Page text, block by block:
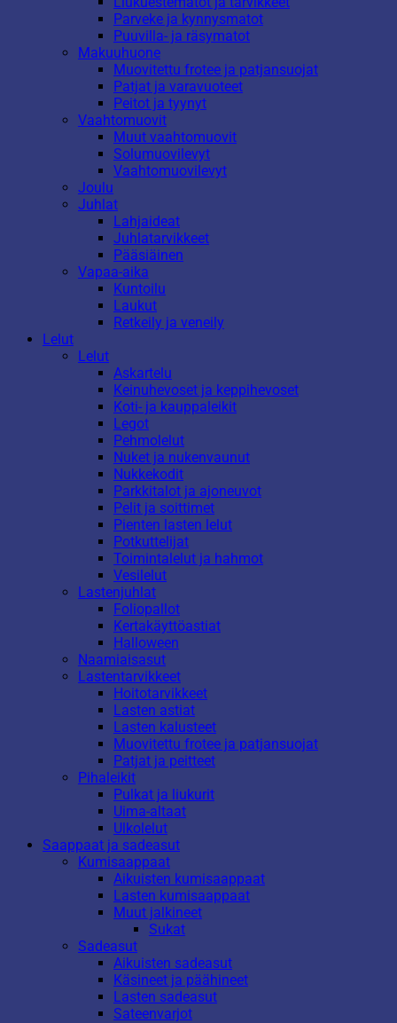
Parveke ja kynnysmatot
Puuvilla- ja räsymatot
Makuuhuone
Muovitettu frotee ja patjansuojat
Patjat ja varavuoteet
Peitot ja tyynyt
Vaahtomuovit
Muut vaahtomuovit
Solumuovilevyt
Vaahtomuovilevyt
Joulu
Juhlat
Lahjaideat
Juhlatarvikkeet
Pääsiäinen
Vapaa-aika
Kuntoilu
Laukut
Retkeily ja veneily
Lelut
Lelut
Askartelu
Keinuhevoset ja keppihevoset
Koti- ja kauppaleikit
Legot
Pehmolelut
Nuket ja nukenvaunut
Nukkekodit
Parkkitalot ja ajoneuvot
Pelit ja soittimet
Pienten lasten lelut
Potkuttelijat
Toimintalelut ja hahmot
Vesilelut
Lastenjuhlat
Foliopallot
Kertakäyttöastiat
Halloween
Naamiaisasut
Lastentarvikkeet
Hoitotarvikkeet
Lasten astiat
Lasten kalusteet
Muovitettu frotee ja patjansuojat
Patjat ja peitteet
Pihaleikit
Pulkat ja liukurit
Uima-altaat
Ulkolelut
Saappaat ja sadeasut
Kumisaappaat
Aikuisten kumisaappaat
Lasten kumisaappaat
Muut jalkineet
Sukat
Sadeasut
Aikuisten sadeasut
Käsineet ja päähineet
Lasten sadeasut
Sateenvarjot